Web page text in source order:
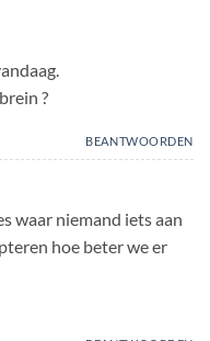
?
BEANTWOORDEN
waar niemand iets aan
hoe beter we er